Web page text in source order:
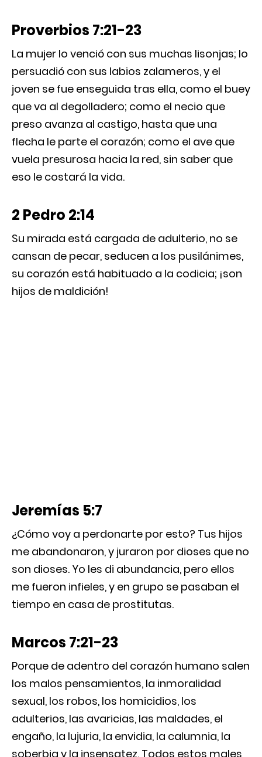
Proverbios 7:21-23
La mujer lo venció con sus muchas lisonjas; lo
persuadió con sus labios zalameros, y el
joven se fue enseguida tras ella, como el buey
que va al degolladero; como el necio que
preso avanza al castigo, hasta que una
flecha le parte el corazón; como el ave que
vuela presurosa hacia la red, sin saber que
eso le costará la vida.
2 Pedro 2:14
Su mirada está cargada de adulterio, no se
cansan de pecar, seducen a los pusilánimes,
su corazón está habituado a la codicia; ¡son
hijos de maldición!
Jeremías 5:7
¿Cómo voy a perdonarte por esto? Tus hijos
me abandonaron, y juraron por dioses que no
son dioses. Yo les di abundancia, pero ellos
me fueron infieles, y en grupo se pasaban el
tiempo en casa de prostitutas.
Marcos 7:21-23
Porque de adentro del corazón humano salen
los malos pensamientos, la inmoralidad
sexual, los robos, los homicidios, los
adulterios, las avaricias, las maldades, el
engaño, la lujuria, la envidia, la calumnia, la
soberbia y la insensatez. Todos estos males